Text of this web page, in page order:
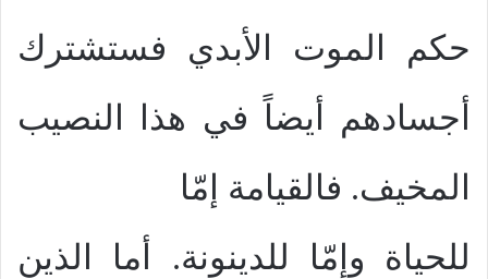
حكم الموت الأبدي فستشترك
أجسادهم أيضاً في هذا النصيب
المخيف. فالقيامة إمّا
للحياة وإمّا للدينونة. أما الذين